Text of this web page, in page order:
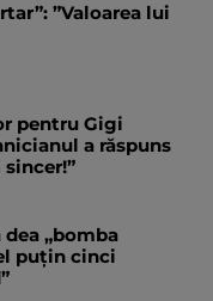
”Valoarea lui
pentru Gigi
a răspuns
„bomba
puțin cinci